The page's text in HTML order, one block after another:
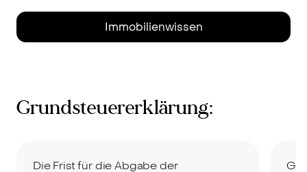
Immobilienwissen
Grundsteuererklärung:
Die Frist für die Abgabe der